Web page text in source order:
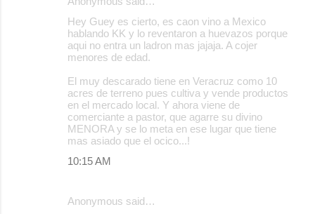
Hey Guey es cierto, es caon vino a Mexico
hablando KK y lo reventaron a huevazos porque
aqui no entra un ladron mas jajaja. A cojer
menores de edad.
El muy descarado tiene en Veracruz como 10
acres de terreno pues cultiva y vende productos
en el mercado local. Y ahora viene de
comerciante a pastor, que agarre su divino
MENORA y se lo meta en ese lugar que tiene
mas asiado que el ocico...!
10:15 AM
Anonymous said…